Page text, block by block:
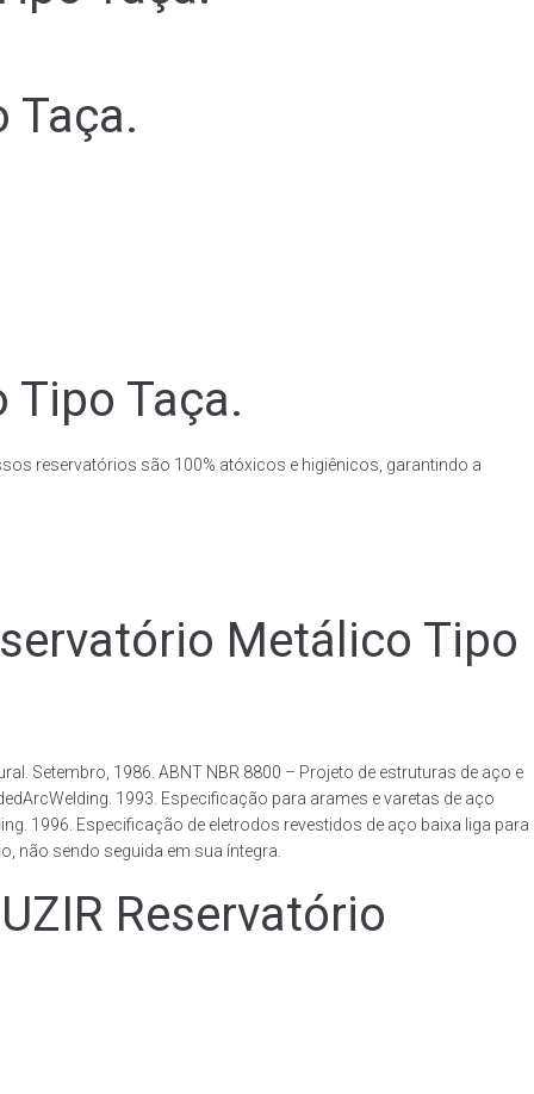
Taça.
Tipo Taça.
reservatórios são 100% atóxicos e higiênicos, garantindo a
Metálico Tipo
Setembro, 1986. ABNT NBR 8800 – Projeto de estruturas de aço e
1993. Especificação para arames e varetas de aço
1996. Especificação de eletrodos revestidos de aço baixa liga para
não sendo seguida em sua íntegra.
Reservatório